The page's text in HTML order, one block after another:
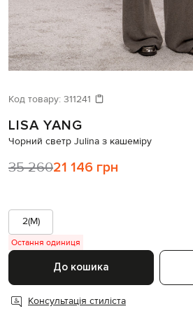
Давайте підберемо щось ще
Схожі товари
Код товару: 311241
LISA YANG
Чорний светр Julina з кашеміру
35 26021 146 грн
2(M)
Остання одиниця
До кошика
Консультація стиліста